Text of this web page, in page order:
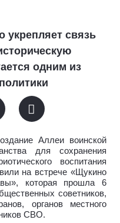
укрепляет связь
одним из
Аллеи воинской
для сохранения
воспитания
на встрече «Щукино
которая прошла 6
советников,
органов местного
СВО.